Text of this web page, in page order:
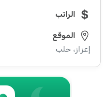
الراتب
الموقع
إعزاز، حلب